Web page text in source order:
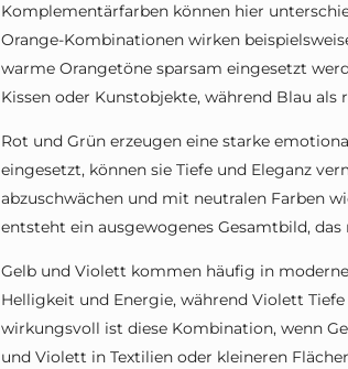
Komplementärfarben können hier
Orange-Kombinationen wirken
warme Orangetöne sparsam eingesetzt
Kissen oder Kunstobjekte, während Blau
Rot und Grün erzeugen eine starke
eingesetzt, können sie Tiefe und Eleganz
abzuschwächen und mit neutralen Farben
entsteht ein ausgewogenes Gesamtbild,
Gelb und Violett kommen häufig in
Helligkeit und Energie, während Violett
wirkungsvoll ist diese Kombination, wenn
und Violett in Textilien oder kleineren